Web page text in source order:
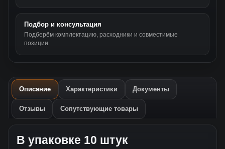
Подбор и консультация
Подберём комплектацию, расходники и совместимые
позиции
Описание Характеристики Документы
Отзывы Сопутствующие товары
Описание товара
В упаковке 10 штук